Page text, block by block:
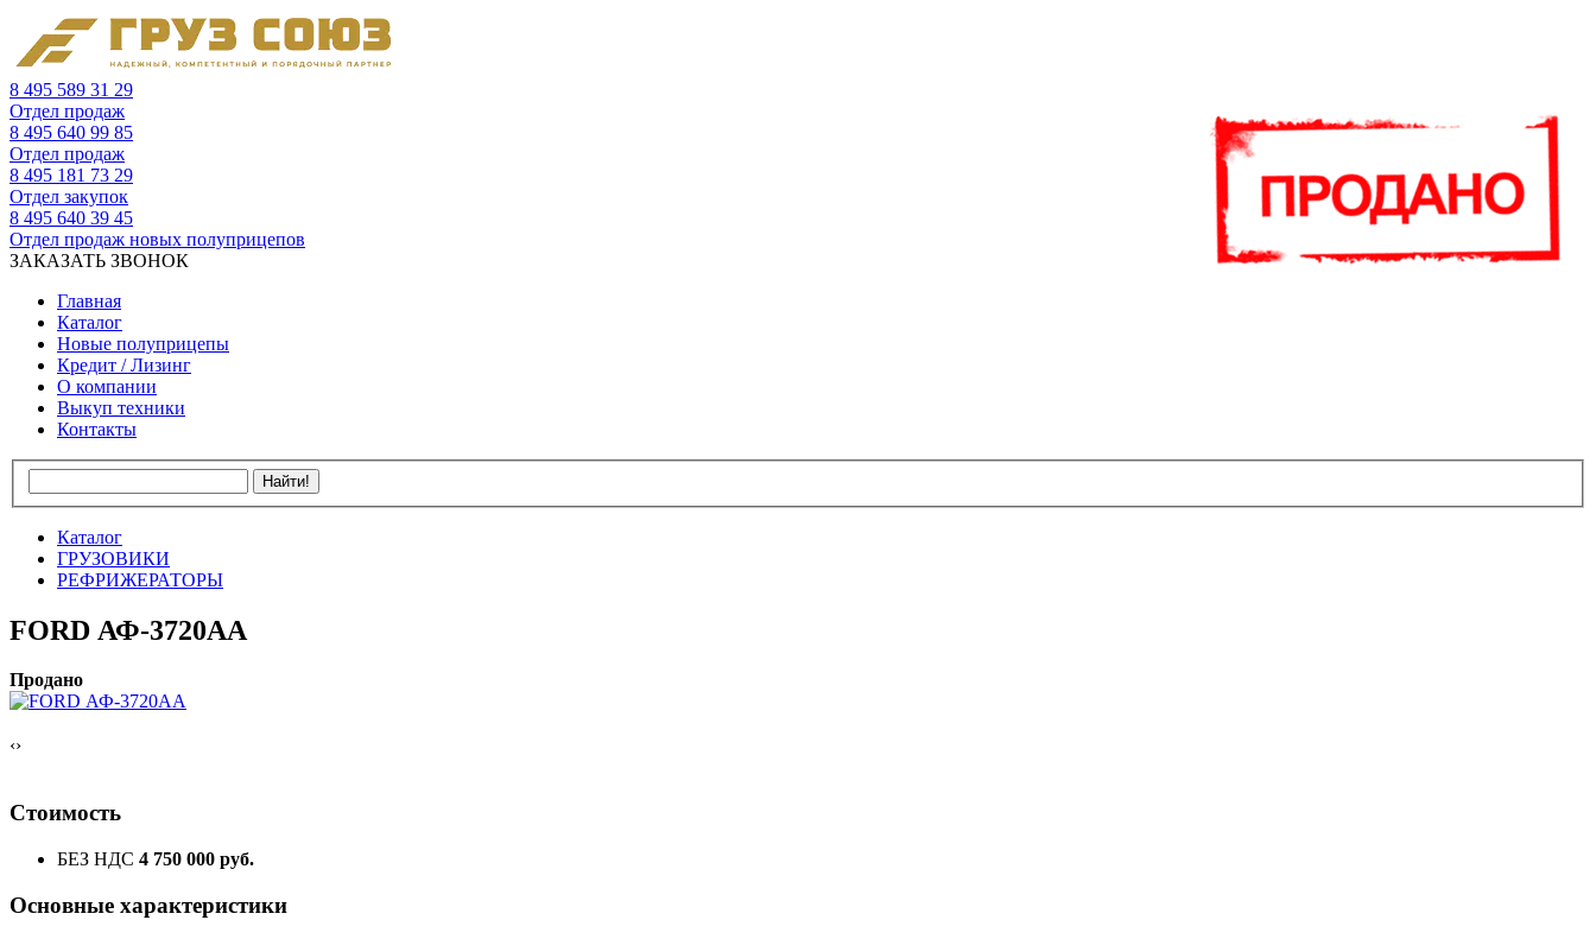
8 495 589 31 29
Отдел продаж
8 495 640 99 85
Отдел продаж
8 495 181 73 29
Отдел закупок
8 495 640 39 45
Отдел продаж новых полуприцепов
ЗАКАЗАТЬ ЗВОНОК
Главная
Каталог
Новые полуприцепы
Кредит / Лизинг
О компании
Выкуп техники
Контакты
Каталог
ГРУЗОВИКИ
РЕФРИЖЕРАТОРЫ
FORD АФ-3720АА
Продано
‹›
Стоимость
БЕЗ НДС 4 750 000 руб.
Основные характеристики